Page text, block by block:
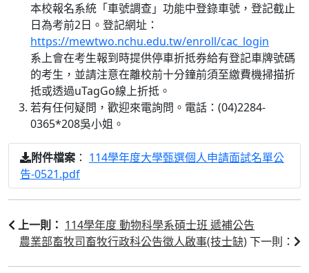
本校報名系統「車號調查」功能中登錄車號，登記截止
日為考前2日。登記網址：
https://mewtwo.nchu.edu.tw/enroll/cac_login
系上會在考生報到時提供停車折抵券給有登記車牌號碼
的考生，並請注意在離校前十分鐘前須至繳費機掃描折
抵或透過uTagGo線上折抵。
若有任何疑問，歡迎來電詢問。電話：(04)2284-
0365*208吳小姐。
附件檔案 ： 114學年度大學甄選個人申請面試名單公
告-0521.pdf
上一則：
114學年度 動物科學系碩士班 遞補公告
農業部畜牧司畜牧行政科公告徵人啟事(技士缺)下一則：